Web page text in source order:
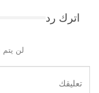
اترك رد
لن يتم